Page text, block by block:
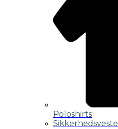
Poloshirts
Sikkerhedsveste